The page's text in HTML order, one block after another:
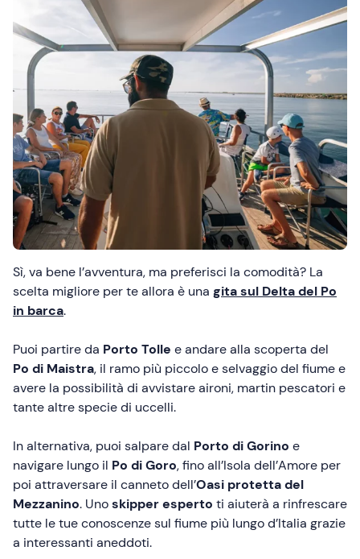
Sì, va bene l’avventura, ma preferisci la comodità? La
scelta migliore per te allora è una gita sul Delta del Po
in barca.
Puoi partire da Porto Tolle e andare alla scoperta del
Po di Maistra, il ramo più piccolo e selvaggio del fiume e
avere la possibilità di avvistare aironi, martin pescatori e
tante altre specie di uccelli.
In alternativa, puoi salpare dal Porto di Gorino e
navigare lungo il Po di Goro, fino all’Isola dell’Amore per
poi attraversare il canneto dell’Oasi protetta del
Mezzanino. Unoskipper esperto ti aiuterà a rinfrescare
tutte le tue conoscenze sul fiume più lungo d’Italia grazie
a interessanti aneddoti.